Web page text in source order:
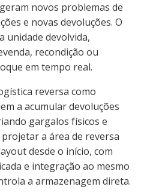
novos problemas de
e novas devoluções. O
unidade devolvida,
recondição ou
em tempo real.
reversa como
a acumular devoluções
gargalos físicos e
a área de reversa
desde o início, com
e integração ao mesmo
a armazenagem direta.